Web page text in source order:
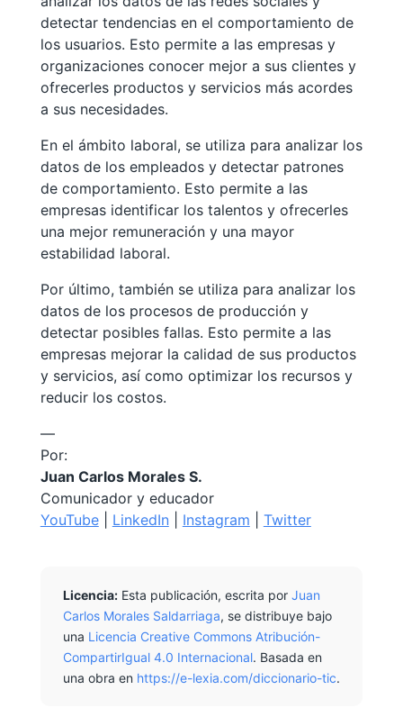
detectar tendencias en el comportamiento de
los usuarios. Esto permite a las empresas y
organizaciones conocer mejor a sus clientes y
ofrecerles productos y servicios más acordes
a sus necesidades.
En el ámbito laboral, se utiliza para analizar los
datos de los empleados y detectar patrones
de comportamiento. Esto permite a las
empresas identificar los talentos y ofrecerles
una mejor remuneración y una mayor
estabilidad laboral.
Por último, también se utiliza para analizar los
datos de los procesos de producción y
detectar posibles fallas. Esto permite a las
empresas mejorar la calidad de sus productos
y servicios, así como optimizar los recursos y
reducir los costos.
—
Por:
Juan Carlos Morales S.
Comunicador y educador
YouTube| LinkedIn| Instagram Twitter
Licencia:Esta publicación, escrita por Juan
Carlos Morales Saldarriaga, se distribuye bajo
una Licencia Creative Commons Atribución-
CompartirIgual 4.0 Internacional. Basada en
una obra en https://e-lexia.com/diccionario-tic.